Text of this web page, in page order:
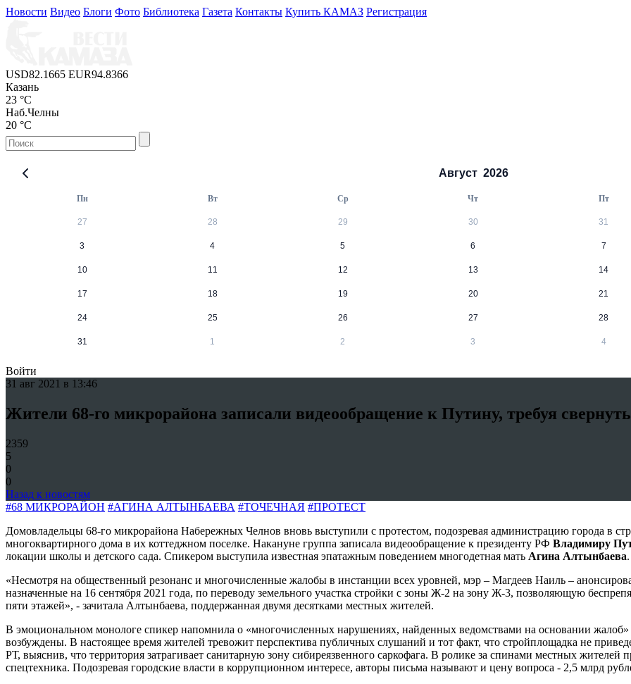
Новости Видео Блоги Фото Библиотека Газета Контакты Купить КАМАЗ Регистрация
USD82.1665 EUR94.8366
Казань
23 °C
Наб.Челны
20 °C
Август 2026
Пн Вт Ср Чт Пт
27 28 29 30 31
3 4 5 6 7
10 11 12 13 14
17 18 19 20 21
24 25 26 27 28
31 1 2 3 4
Войти
31 авг 2021 в 13:46
Жители 68-го микрорайона записали видеообращение к Путину, требуя
2359
5
0
0
Назад к новостям
#68 МИКРОРАЙОН #АГИНА АЛТЫНБАЕВА #ТОЧЕЧНАЯ #ПРОТЕСТ
Домовладельцы 68-го микрорайона Набережных Челнов вновь выступили с протестом, подозревая администрацию города в
многоквартирного дома в их коттеджном поселке. Накануне группа записала видеообращение к президенту РФ Владимиру
локации школы и детского сада. Спикером выступила известная эпатажным поведением многодетная мать Агина Алтынбаева.
«Несмотря на общественный резонанс и многочисленные жалобы в инстанции всех уровней, мэр – Магдеев Наиль –
назначенные на 16 сентября 2021 года, по переводу земельного участка стройки с зоны Ж-2 на зону Ж-3, позволяющую
пяти этажей», - зачитала Алтынбаева, поддержанная двумя десятками местных жителей.
В эмоциональном монологе спикер напомнила о «многочисленных нарушениях, найденных ведомствами на основании
возбуждены. В настоящее время жителей тревожит перспектива публичных слушаний и тот факт, что стройплощадка не
РТ, выяснив, что территория затрагивает санитарную зону сибиреязвенного саркофага. В ролике за спинами местных жителей
спецтехника. Подозревая городские власти в коррупционном интересе, авторы письма называют и цену вопроса - 2,5 млрд